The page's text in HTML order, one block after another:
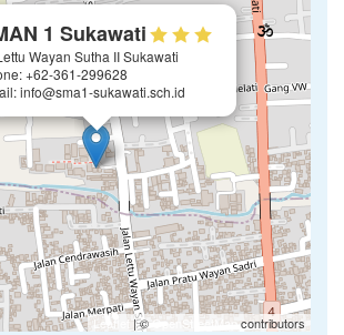
1 Sukawati
Wayan Sutha II Sukawati
+62-361-299628
info@sma1-sukawati.sch.id
Leaflet | ©OpenStreetMap contributors